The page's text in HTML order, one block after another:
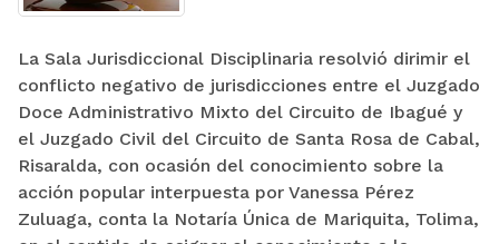
La Sala Jurisdiccional Disciplinaria resolvió dirimir el
conflicto negativo de jurisdicciones entre el Juzgado
Doce Administrativo Mixto del Circuito de Ibagué y
el Juzgado Civil del Circuito de Santa Rosa de Cabal,
Risaralda, con ocasión del conocimiento sobre la
acción popular interpuesta por Vanessa Pérez
Zuluaga, conta la Notaría Única de Mariquita, Tolima,